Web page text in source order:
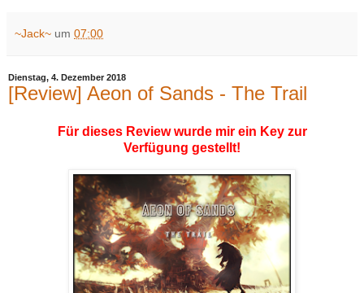
~Jack~ um 07:00
Dienstag, 4. Dezember 2018
[Review] Aeon of Sands - The Trail
Für dieses Review wurde mir ein Key zur
Verfügung gestellt!